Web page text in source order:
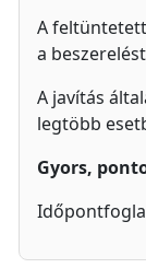
A
a
A javítás
legtöbb
Gyors,